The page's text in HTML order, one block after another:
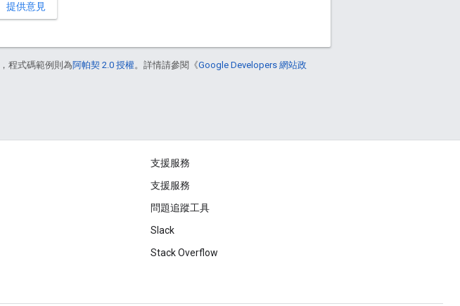
提供意見
，程式碼範例則為阿帕契 2.0 授權。詳情請參閱《Google Developers 網站政
支援服務
支援服務
問題追蹤工具
Slack
Stack Overflow